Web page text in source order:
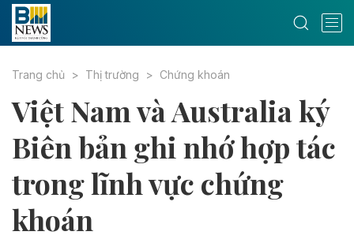
Trang chủ Thị trường Chứng khoán
Việt Nam và Australia ký
Biên bản ghi nhớ hợp tác
trong lĩnh vực chứng
khoán